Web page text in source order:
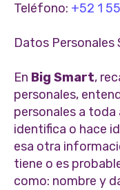
Teléfono: +52 1
Datos
En Big Smart,
personales,
personales a
identifica o hace
esa otra
tiene o es
como: nombre y